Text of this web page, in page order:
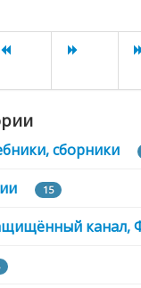
сборники
15